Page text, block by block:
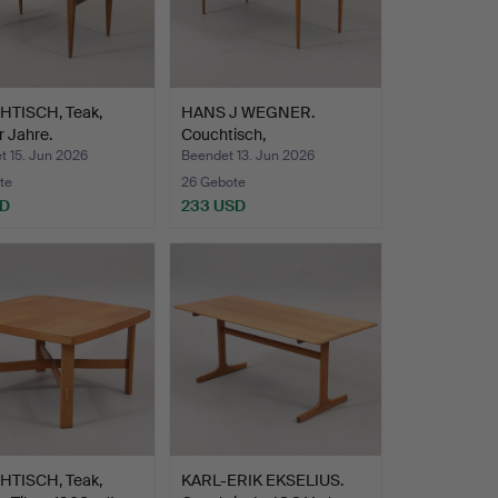
Teak,
Jahre.
15. Jun 2026
HANS J WEGNER.
Couchtisch,
Palisander/Buch…
Beendet 13. Jun 2026
26 Gebote
233 USD
Teak,
KARL-ERIK EKSELIUS.